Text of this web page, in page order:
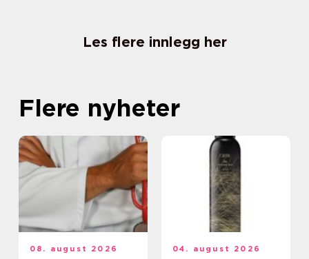
Les flere innlegg her
Flere nyheter
08. august 2026 04. august 2026